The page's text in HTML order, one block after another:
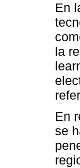
En
la
En
se